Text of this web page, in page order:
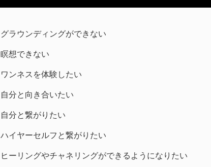
グラウンディングができない
瞑想できない
ワンネスを体験したい
自分と向き合いたい
自分と繋がりたい
ハイヤーセルフと繋がりたい
ヒーリングやチャネリングができるようになりたい